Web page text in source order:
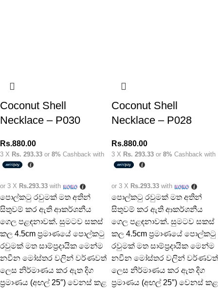
Coconut Shell
Necklace – P030
Rs.880.00
3 X Rs. 293.33 or 8% Cashback with
or 3 X Rs.293.33 with
පොල්කටු රවුමක් මත අතින්
සිතුවම් කර ඇති ආකර්ශනීය
ගෙල පළඳනාවක්. සුමටව සකස්
කල 4.5cm ප්‍රමාණයේ පොල්කටු
රවුමක් මත සාම්ප්‍රදායික මෙන්ම
නවීන මෝස්තර වලින් වර්ණවත්
ලෙස නිර්මාණය කර ඇත දිග
ප්‍රමාණය (අඟල් 25″) වෙනස් කළ
Coconut Shell
Necklace – P028
Rs.880.00
3 X Rs. 293.33 or 8% Cashback with
or 3 X Rs.293.33 with
පොල්කටු රවුමක් මත අතින්
සිතුවම් කර ඇති ආකර්ශනීය
ගෙල පළඳනාවක්. සුමටව සකස්
කල 4.5cm ප්‍රමාණයේ පොල්කටු
රවුමක් මත සාම්ප්‍රදායික මෙන්ම
නවීන මෝස්තර වලින් වර්ණවත්
ලෙස නිර්මාණය කර ඇත දිග
ප්‍රමාණය (අඟල් 25″) වෙනස් කළ